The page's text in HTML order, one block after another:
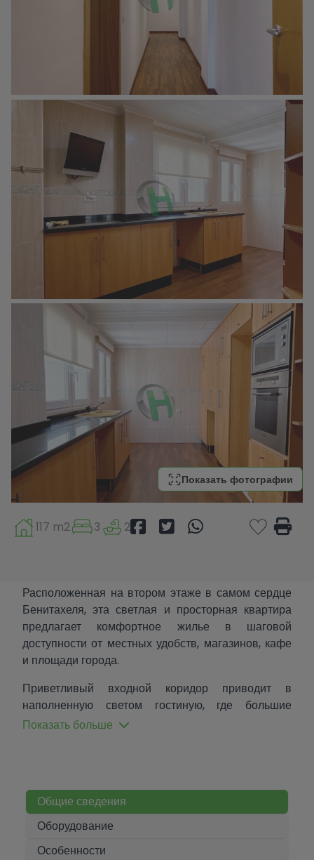
Показать фотографии
117 m2 3 2
Расположенная на втором этаже в самом сердце
Бенитахеля, эта светлая и просторная квартира
предлагает комфортное жилье в шаговой
доступности от местных удобств, магазинов, кафе
и площади города.
Приветливый входной коридор приводит в
наполненную светом гостиную, где большие
двойные двери на террасу открываются на вид,
больших размеров, предоставляющую много
места для готовки и обедов.
Коридор ведет к двум спальням с двуспальными
Показать больше
Общие сведения
Оборудование
Особенности